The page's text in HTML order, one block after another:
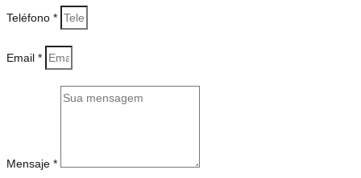
Teléfono *
Email *
Mensaje *